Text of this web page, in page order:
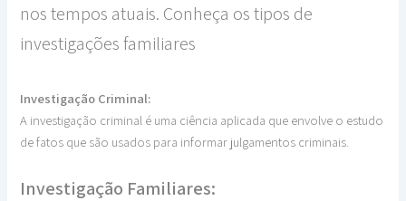
nos tempos atuais. Conheça os tipos de
investigações familiares
Investigação Criminal:
A investigação criminal é uma ciência aplicada que envolve o estudo
de fatos que são usados para informar julgamentos criminais.
Investigação Familiares: